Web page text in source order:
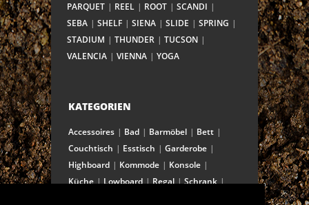
PARQUET
REEL ROOT
SCANDI
SEBA
SHELF SIENA SLIDE
SPRING
STADIUM
THUNDER
TUCSON
VALENCIA
VIENNA YOGA
KATEGORIEN
Accessoires Bad Barmöbel
Bett
Couchtisch
Esstisch
Garderobe
Highboard
Kommode
Konsole
Küche
Lowboard Regal
Schrank